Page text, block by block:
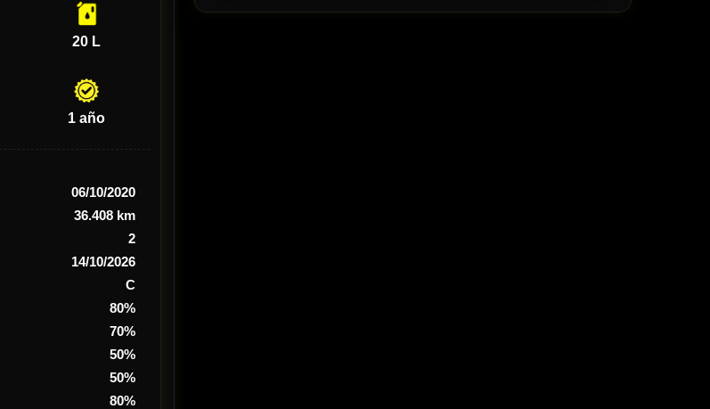
20 L
1 año
06/10/2020
36.408 km
2
14/10/2026
C
80%
70%
50%
50%
80%